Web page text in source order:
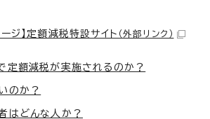
ジ】定額減税特設サイト （外部リンク）
定額減税が実施されるのか？
のか？
はどんな人か？